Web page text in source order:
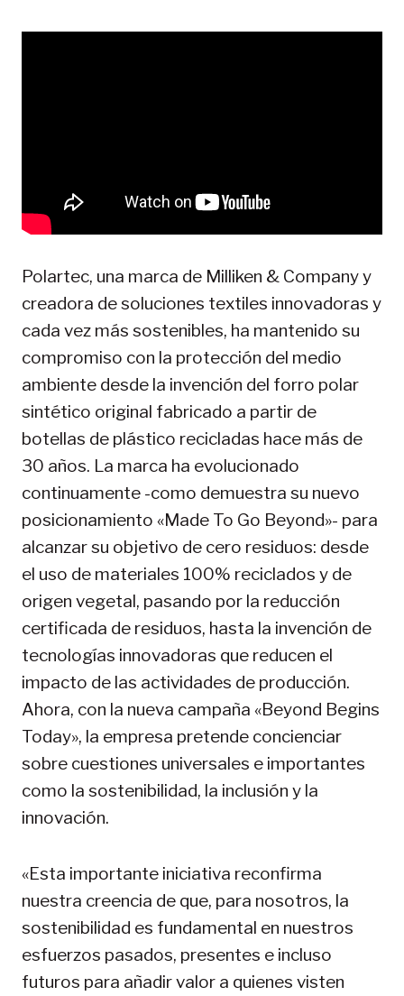
Polartec, una marca de Milliken & Company y
creadora de soluciones textiles innovadoras y
cada vez más sostenibles, ha mantenido su
compromiso con la protección del medio
ambiente desde la invención del forro polar
sintético original fabricado a partir de
botellas de plástico recicladas hace más de
30 años. La marca ha evolucionado
continuamente -como demuestra su nuevo
posicionamiento «Made To Go Beyond»- para
alcanzar su objetivo de cero residuos: desde
el uso de materiales 100% reciclados y de
origen vegetal, pasando por la reducción
certificada de residuos, hasta la invención de
tecnologías innovadoras que reducen el
impacto de las actividades de producción.
Ahora, con la nueva campaña «Beyond Begins
Today», la empresa pretende concienciar
sobre cuestiones universales e importantes
como la sostenibilidad, la inclusión y la
innovación.
«Esta importante iniciativa reconfirma
nuestra creencia de que, para nosotros, la
sostenibilidad es fundamental en nuestros
esfuerzos pasados, presentes e incluso
futuros para añadir valor a quienes visten